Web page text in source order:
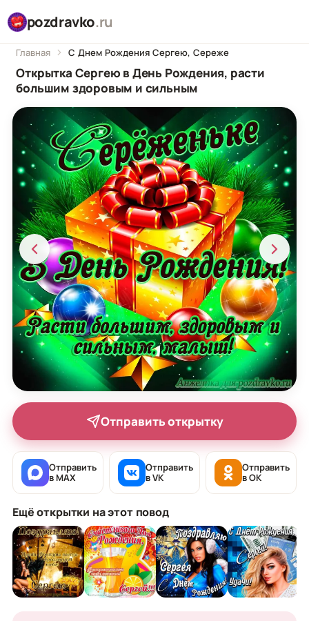
pozdravko.ru
Главная С Днем Рождения Сергею, Сереже
Открытка Сергею в День Рождения, расти
большим здоровым и сильным
Отправить открытку
Отправить
в MAX
Отправить
в VK
Отправить
в OK
Ещё открытки на этот повод